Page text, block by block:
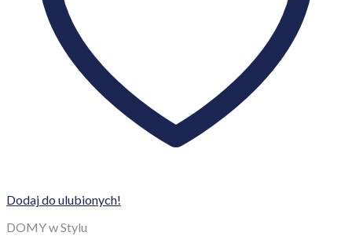
Dodaj do ulubionych!
DOMY w Stylu